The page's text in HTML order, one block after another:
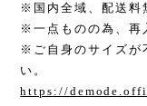
※国内全域、配送料
※一点ものの為、再
※ご自身のサイズが
い。
https://